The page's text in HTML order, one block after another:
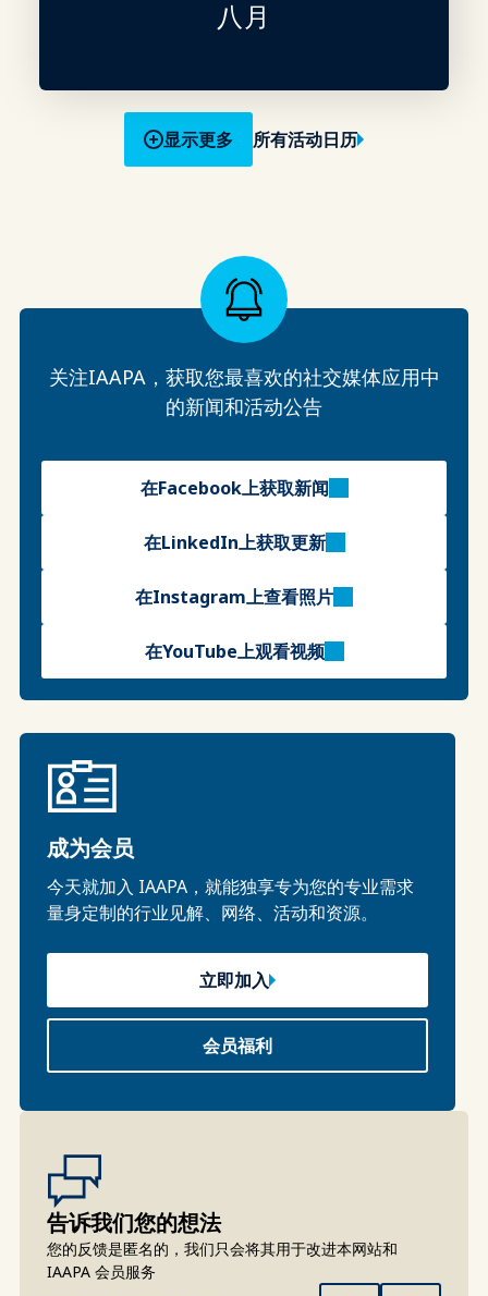
八月
显示更多 所有活动日历
关注IAAPA，获取您最喜欢的社交媒体应用中
的新闻和活动公告
在Facebook上获取新闻
在LinkedIn上获取更新
在Instagram上查看照片
在YouTube上观看视频
成为会员
今天就加入 IAAPA，就能独享专为您的专业需求
量身定制的行业见解、网络、活动和资源。
立即加入
会员福利
告诉我们您的想法
您的反馈是匿名的，我们只会将其用于改进本网站和
IAAPA 会员服务